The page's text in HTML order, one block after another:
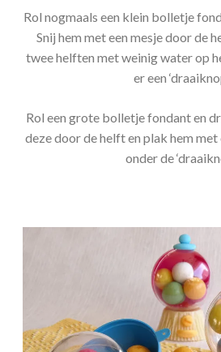
Rol nogmaals een klein bolletje
Snij hem met een mesje door de
twee helften met weinig water op
er een
Rol een grote bolletje fondant en
deze door de helft en plak hem
onder de